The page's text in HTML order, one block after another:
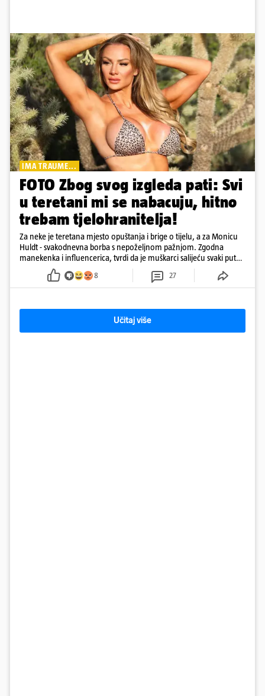
IMA TRAUME...
FOTO Zbog svog izgleda pati: Svi
u teretani mi se nabacuju, hitno
trebam tjelohranitelja!
Za neke je teretana mjesto opuštanja i brige o tijelu, a za Monicu
Huldt - svakodnevna borba s nepoželjnom pažnjom. Zgodna
manekenka i influencerica, tvrdi da je muškarci salijeću svaki put
kad dođe na trening
8 27
Učitaj više